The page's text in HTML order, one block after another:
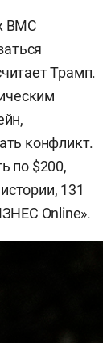
ВМС
Трамп.
конфликт.
по $200,
131
Online».